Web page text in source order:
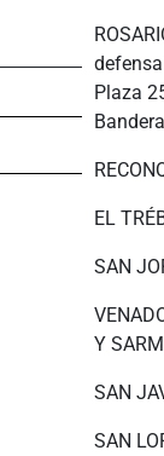
Plaza
EL
SAN
Y
SAN
SAN